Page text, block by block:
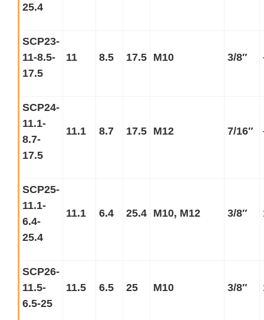
25.4
SCP23-
11-8.5-
17.5
11 8.5 17.5 M10 3/8″
SCP24-
11.1-
8.7-
17.5
11.1 8.7 17.5 M12 7/16″
SCP25-
11.1-
6.4-
25.4
11.1 6.4 25.4 M10, M12 3/8″
SCP26-
11.5-
6.5-25
11.5 6.5 25 M10 3/8″